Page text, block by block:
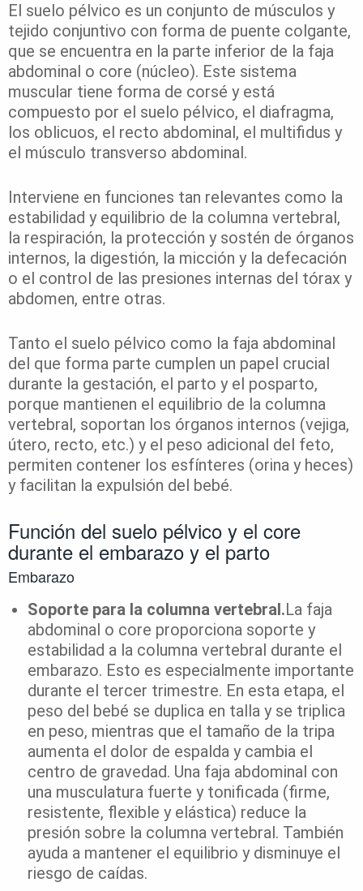
El suelo pélvico es un conjunto de músculos y
tejido conjuntivo con forma de puente colgante,
que se encuentra en la parte inferior de la faja
abdominal o core (núcleo). Este sistema
muscular tiene forma de corsé y está
compuesto por el suelo pélvico, el diafragma,
los oblicuos, el recto abdominal, el multifidus y
el músculo transverso abdominal.
Interviene en funciones tan relevantes como la
estabilidad y equilibrio de la columna vertebral,
la respiración, la protección y sostén de órganos
internos, la digestión, la micción y la defecación
o el control de las presiones internas del tórax y
abdomen, entre otras.
Tanto el suelo pélvico como la faja abdominal
del que forma parte cumplen un papel crucial
durante la gestación, el parto y el posparto,
porque mantienen el equilibrio de la columna
vertebral, soportan los órganos internos (vejiga,
útero, recto, etc.) y el peso adicional del feto,
permiten contener los esfínteres (orina y heces)
y facilitan la expulsión del bebé.
Función del suelo pélvico y el core
durante el embarazo y el parto
Embarazo
Soporte para la columna vertebral.La faja
abdominal o core proporciona soporte y
estabilidad a la columna vertebral durante el
embarazo. Esto es especialmente importante
durante el tercer trimestre. En esta etapa, el
peso del bebé se duplica en talla y se triplica
en peso, mientras que el tamaño de la tripa
aumenta el dolor de espalda y cambia el
centro de gravedad. Una faja abdominal con
una musculatura fuerte y tonificada (firme,
resistente, flexible y elástica) reduce la
presión sobre la columna vertebral. También
ayuda a mantener el equilibrio y disminuye el
riesgo de caídas.